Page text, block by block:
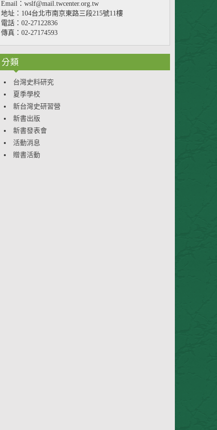
Email：wslf@mail.twcenter.org.tw
地址：104台北市南京東路三段215號11樓
電話：02-27122836
傳真：02-27174593
分類
台灣史料研究
夏季學校
新台灣史研習營
新書出版
新書發表會
活動消息
贈書活動